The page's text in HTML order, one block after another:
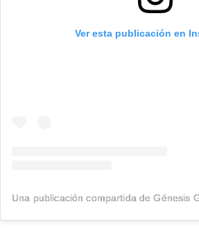
Ver esta publicación en